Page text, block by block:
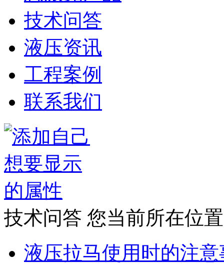
技术问答
液压资讯
工程案例
联系我们
技术问答 您当前所在位
液压拉马使用时的注意